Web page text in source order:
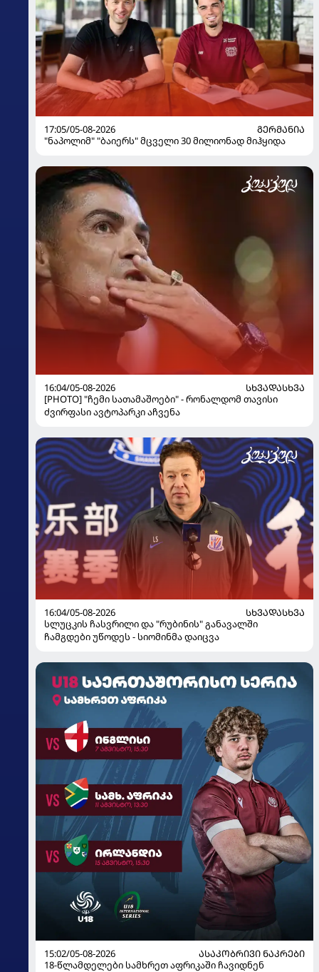
17:05/05-08-2026
ᲒᲔᲠᲛᲐᲜᲘᲐ
"ნაპოლიმ" "ბაიერს" მცველი 30 მილიონად მიჰყიდა
16:04/05-08-2026
ᲡᲮᲕᲐᲓᲐᲡᲮᲕᲐ
[PHOTO] "ჩემი სათამაშოები" - რონალდომ თავისი
ძვირფასი ავტოპარკი აჩვენა
16:04/05-08-2026
ᲡᲮᲕᲐᲓᲐᲡᲮᲕᲐ
სლუცკის ჩასვრილი და "რუბინის" განავალში
ჩამგდები უწოდეს - სიომინმა დაიცვა
15:02/05-08-2026
ᲐᲡᲐᲙᲝᲑᲠᲘᲕᲘ ᲜᲐᲙᲠᲔᲑᲘ
18-წლამდელები სამხრეთ აფრიკაში ჩავიდნენ